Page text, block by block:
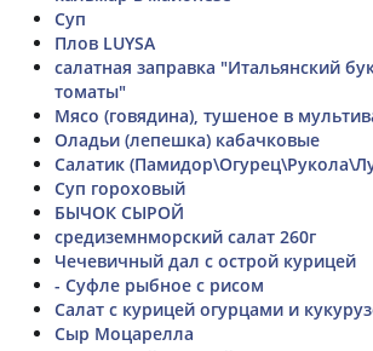
Суп
Плов LUYSA
салатная заправка "Итальянский
томаты"
Мясо (говядина), тушеное в
Оладьи (лепешка) кабачковые
Салатик
Суп гороховый
БЫЧОК СЫРОЙ
средиземнморский салат 260г
Чечевичный дал с острой курицей
- Суфле рыбное с рисом
Салат с курицей огурцами и
Сыр Моцарелла